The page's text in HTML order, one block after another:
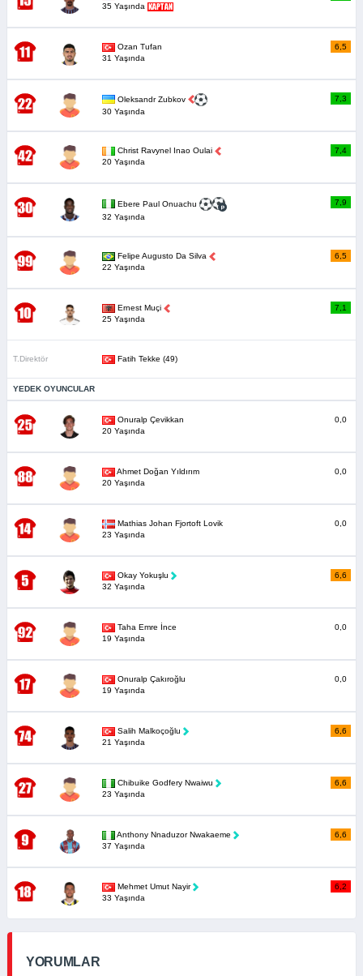
35 Yaşında
Ozan Tufan
31 Yaşında
6,5
Oleksandr Zubkov
30 Yaşında
7,3
Christ Ravynel Inao Oulai
20 Yaşında
7,4
Ebere Paul Onuachu
32 Yaşında
7,9
Felipe Augusto Da Silva
22 Yaşında
6,5
Ernest Muçi
25 Yaşında
7,1
T.Direktör Fatih Tekke (49)
YEDEK OYUNCULAR
Onuralp Çevikkan
20 Yaşında
0,0
Ahmet Doğan Yıldırım
20 Yaşında
0,0
Mathias Johan Fjortoft Lovik
23 Yaşında
0,0
Okay Yokuşlu
32 Yaşında
6,6
Taha Emre İnce
19 Yaşında
0,0
Onuralp Çakıroğlu
19 Yaşında
0,0
Salih Malkoçoğlu
21 Yaşında
6,6
Chibuike Godfery Nwaiwu
23 Yaşında
6,6
Anthony Nnaduzor Nwakaeme
37 Yaşında
6,6
Mehmet Umut Nayir
33 Yaşında
6,2
YORUMLAR